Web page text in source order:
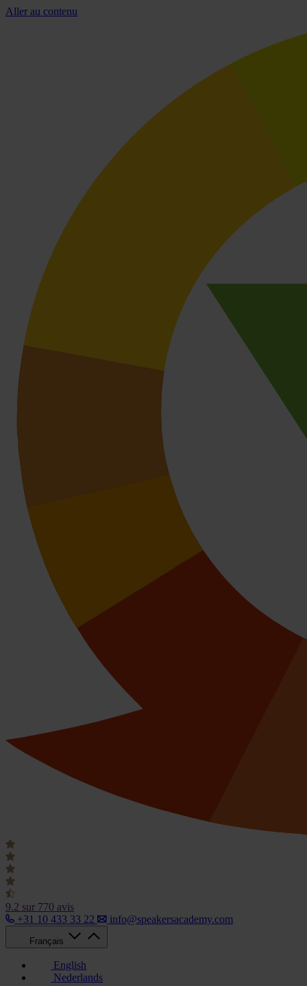
Aller au contenu
9.2 sur 770 avis
+31 10 433 33 22
info@speakersacademy.com
Français
English
Nederlands